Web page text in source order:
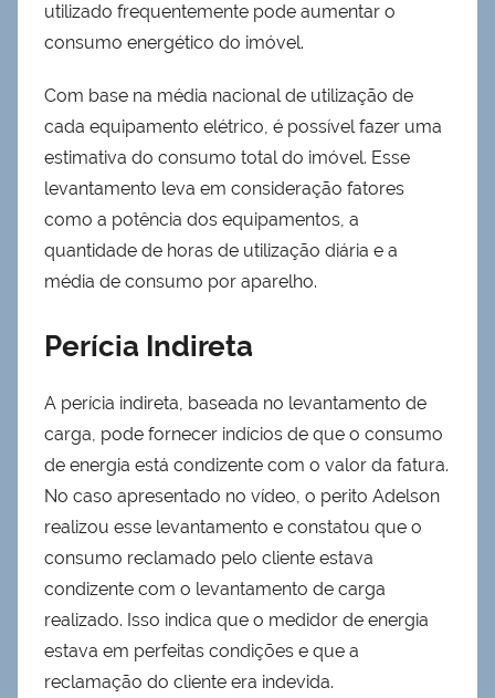
utilizado frequentemente pode aumentar o
consumo energético do imóvel.
Com base na média nacional de utilização de
cada equipamento elétrico, é possível fazer uma
estimativa do consumo total do imóvel. Esse
levantamento leva em consideração fatores
como a potência dos equipamentos, a
quantidade de horas de utilização diária e a
média de consumo por aparelho.
Perícia Indireta
A perícia indireta, baseada no levantamento de
carga, pode fornecer indícios de que o consumo
de energia está condizente com o valor da fatura.
No caso apresentado no vídeo, o perito Adelson
realizou esse levantamento e constatou que o
consumo reclamado pelo cliente estava
condizente com o levantamento de carga
realizado. Isso indica que o medidor de energia
estava em perfeitas condições e que a
reclamação do cliente era indevida.